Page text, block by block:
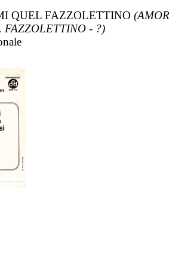
QUEL FAZZOLETTINO (AMOR
- ?)